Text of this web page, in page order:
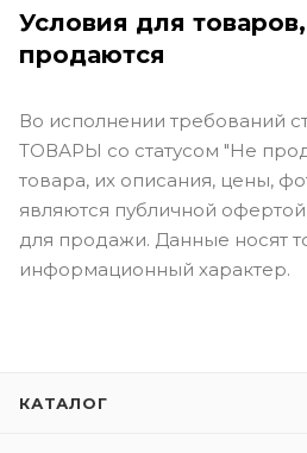
Условия для
продаются
Во исполнении требований
ТОВАРЫ со статусом "Не
товара, их описания, цены,
являются публичной
для продажи. Данные носят
информационный характер.
КАТАЛОГ